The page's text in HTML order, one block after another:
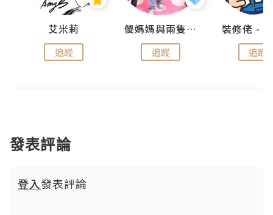
艾米莉
追蹤
儍媽媽與兩隻小魔怪之家
追蹤 追蹤
發表評論
登入發表評論